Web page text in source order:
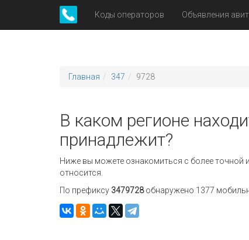
Коды операторов Объявления
Главная 347 9728
В каком регионе
принадлежит?
Ниже вы можете ознакомиться с более точной
относится.
По префиксу 3479728обнаружено 1377